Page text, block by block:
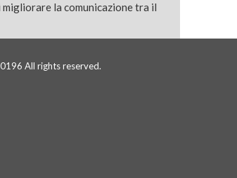
la comunicazione tra il
All rights reserved.